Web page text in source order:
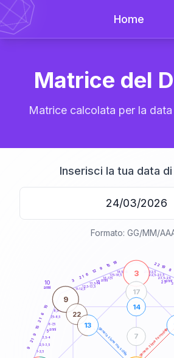
Home
Matrice del
Matrice calcolata per la data
Inserisci la tua data
Formato: GG/MM/
generazione maschile generazione femminile
10
anni
1-2,5
2,5-3,5
3,5-4
6-7,5
7,5-8,5
8,5-9
11-12,5
12,5-13,5
13,5-14
16-17,5
17,5-18,5
18,5-19
21-22,5
22,5-23,5
23,5-24
9
21
9
15
21
6
15
3
21 6
12 9
15
18 22 19
8
3
9
17
14
7
22
13
5anni
15 anni 25anni